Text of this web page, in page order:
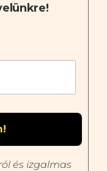
és izgalmas